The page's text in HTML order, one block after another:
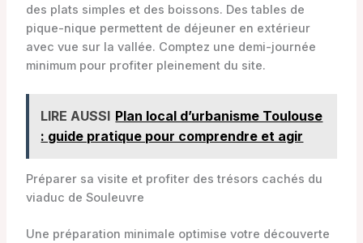
des plats simples et des boissons. Des tables de
pique-nique permettent de déjeuner en extérieur
avec vue sur la vallée. Comptez une demi-journée
minimum pour profiter pleinement du site.
LIRE AUSSI Plan local d’urbanisme Toulouse
: guide pratique pour comprendre et agir
Préparer sa visite et profiter des trésors cachés du
viaduc de Souleuvre
Une préparation minimale optimise votre découverte